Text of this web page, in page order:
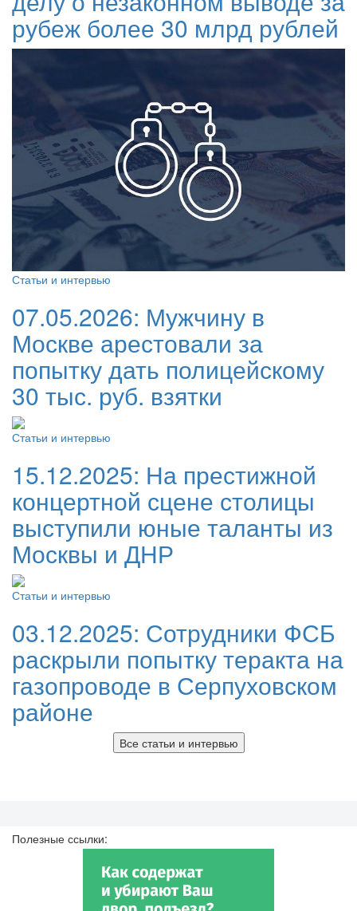
рубеж более 30 млрд рублей
Статьи и интервью
07.05.2026: Мужчину в
Москве арестовали за
попытку дать полицейскому
30 тыс. руб. взятки
Статьи и интервью
15.12.2025: На престижной
концертной сцене столицы
выступили юные таланты из
Москвы и ДНР
Статьи и интервью
03.12.2025: Сотрудники ФСБ
раскрыли попытку теракта на
газопроводе в Серпуховском
районе
Все статьи и интервью
Полезные ссылки: